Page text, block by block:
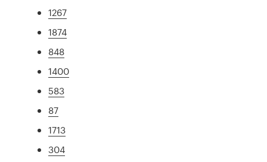
1267
1874
848
1400
583
87
1713
304